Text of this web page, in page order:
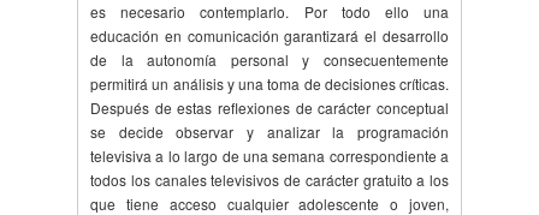
es necesario contemplarlo. Por todo ello una
educación en comunicación garantizará el desarrollo
de la autonomía personal y consecuentemente
permitirá un análisis y una toma de decisiones críticas.
Después de estas reflexiones de carácter conceptual
se decide observar y analizar la programación
televisiva a lo largo de una semana correspondiente a
todos los canales televisivos de carácter gratuito a los
que tiene acceso cualquier adolescente o joven,